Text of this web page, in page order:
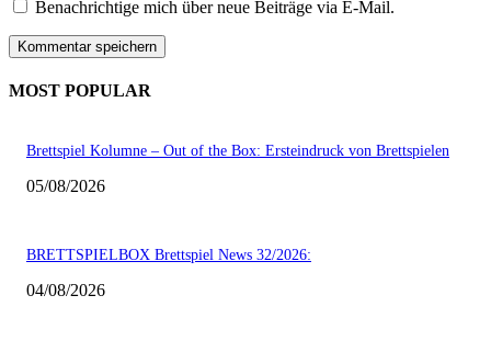
Benachrichtige mich über neue Beiträge via E-Mail.
MOST POPULAR
Brettspiel Kolumne – Out of the Box: Ersteindruck von Brettspielen
05/08/2026
BRETTSPIELBOX Brettspiel News 32/2026:
04/08/2026